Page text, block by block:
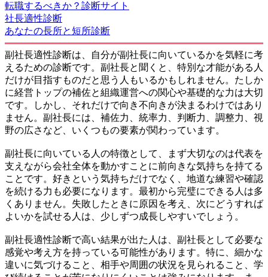
転職するべきか？診断サイト
社長適性診断
あなたの長所と短所診断
副社長適性診断は、自分が副社長に向いているかを気軽に考
えるための診断です。副社長と聞くと、特別な才能がある人
だけが目指すものだと思う人もいるかもしれません。たしか
に経営トップの補佐と組織運営への関心や基礎的な力は大切
です。しかし、それだけで向き不向きが決まるわけではあり
ません。副社長には、補佐力、統率力、判断力、調整力、視
野の広さなど、いくつもの要素が関わっています。
副社長に向いている人の特徴として、まず大切なのは代表を
支えながら会社全体を動かすことに前向きな気持ちを持てる
ことです。好きという気持ちだけでなく、地道な練習や確認
を続ける力も必要になります。最初から完璧にできる人は多
くありません。失敗したときに原因を考え、次にどうすれば
よいかを試せる人は、少しずつ成長しやすいでしょう。
副社長適性診断で高い結果が出た人は、副社長として必要な
感覚や考え方を持っている可能性があります。特に、細かな
違いに気づけること、相手や周囲の状況を見られること、学